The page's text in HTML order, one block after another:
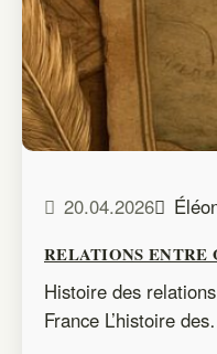
20.04.2026
RELATIONS ENTRE
Histoire des
France L’histoire